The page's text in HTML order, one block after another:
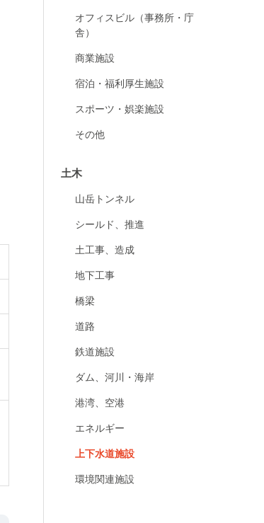
オフィスビル（事務所・庁
舎）
商業施設
宿泊・福利厚生施設
スポーツ・娯楽施設
その他
土木
山岳トンネル
シールド、推進
土工事、造成
地下工事
橋梁
道路
鉄道施設
ダム、河川・海岸
港湾、空港
エネルギー
上下水道施設
環境関連施設